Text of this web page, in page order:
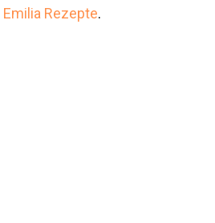
Emilia Rezepte.